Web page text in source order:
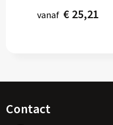
vanaf € 25,21
Contact